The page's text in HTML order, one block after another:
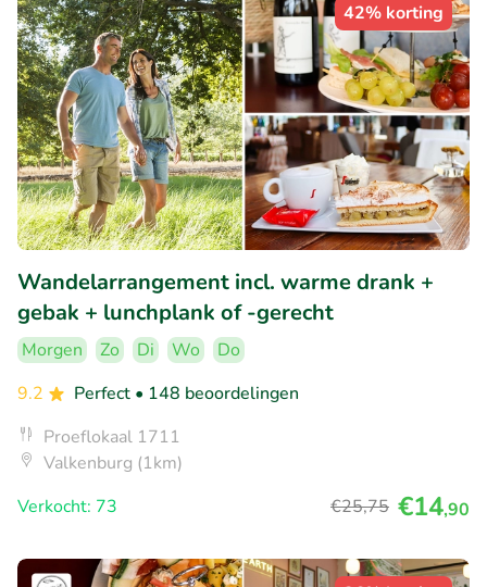
42% korting
Wandelarrangement incl. warme drank +
gebak + lunchplank of -gerecht
Morgen Zo Di Wo
Do
9.2
Perfect • 148 beoordelingen
Proeflokaal 1711
Valkenburg (1km)
Verkocht: 73
€25,75 €14,90